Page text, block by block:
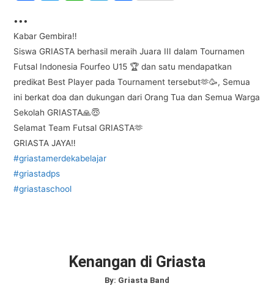
c
e
b
o
o
k
itt
er s
A
p
p
gr
a
m
e
•••
Kabar Gembira‼️
Siswa GRIASTA berhasil meraih Juara III dalam Tournamen
Futsal Indonesia Fourfeo U15 🏆 dan satu mendapatkan
predikat Best Player pada Tournament tersebut🫶🥳, Semua
ini berkat doa dan dukungan dari Orang Tua dan Semua Warga
Sekolah GRIASTA🙏😇
Selamat Team Futsal GRIASTA🫶
GRIASTA JAYA‼️
#griastamerdekabelajar
#griastadps
#griastaschool
Kenangan di Griasta
By: Griasta Band